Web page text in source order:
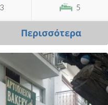
3 5
Περισσότερα